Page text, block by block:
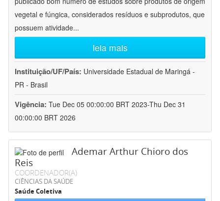
vegetal e fúngica, considerados resíduos e subprodutos, que
possuem atividade...
leia mais
Instituição/UF/País: Universidade Estadual de Maringá -
PR - Brasil
Vigência: Tue Dec 05 00:00:00 BRT 2023-Thu Dec 31
00:00:00 BRT 2026
Ademar Arthur Chioro dos
Reis
COORDENADOR(A)
CIÊNCIAS DA SAÚDE
Saúde Coletiva